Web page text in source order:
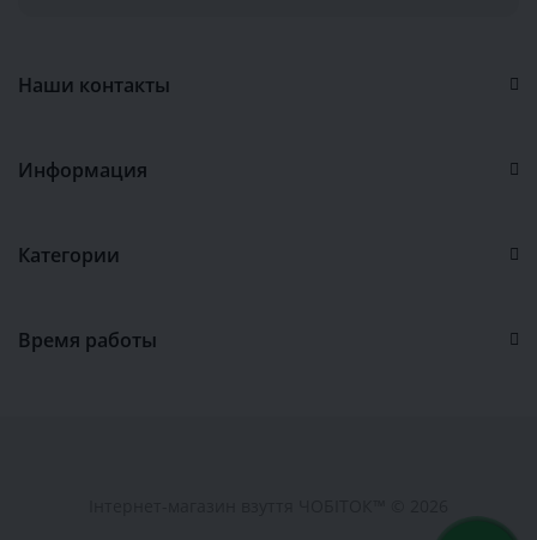
Наши контакты
Информация
Категории
Время работы